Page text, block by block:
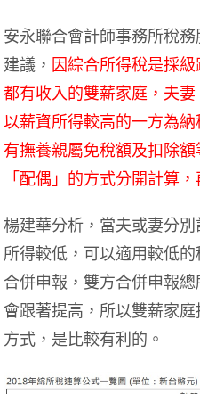
安永聯合會計師事務所稅
建議， 因綜合所得稅是採
都有收入的雙薪家庭，夫
以薪資所得較高的一方為
有撫養親屬免稅額及扣除
「配偶」的方式分開計算
楊建華分析，當夫或妻分
所得較低，可以適用較低
合併申報，雙方合併申報
會跟著提高，所以雙薪家
方式，是比較有利的。